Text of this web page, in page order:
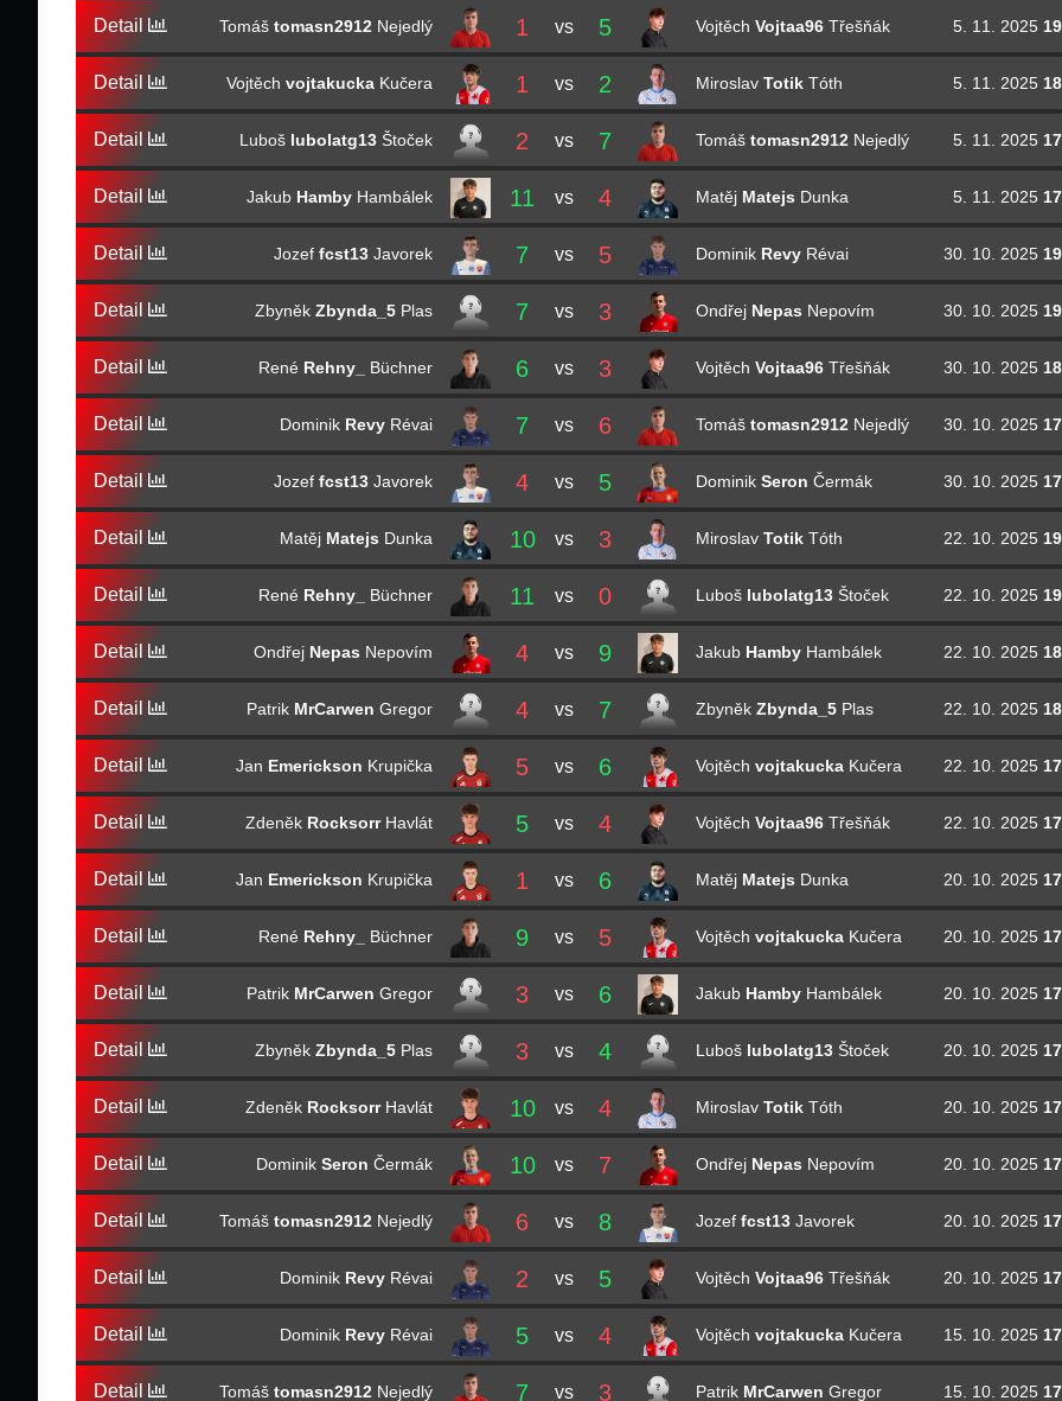
Detail Tomáš tomasn2912Nejedlý 1 vs 5 Vojtěch Vojtaa96Třešňák 5. 11. 2025
Detail Vojtěch vojtakuckaKučera 1 vs 2 Miroslav TotikTóth 5. 11. 2025
Detail Luboš lubolatg13Štoček 2 vs 7 Tomáš tomasn2912Nejedlý 5. 11. 2025
Detail Jakub HambyHambálek 11 vs 4 Matěj Matejs Dunka 5. 11. 2025
Detail Jozef fcst13Javorek 7 vs 5 Dominik RevyRévai 30. 10. 2025
Detail Zbyněk Zbynda_5Plas 7 vs 3 Ondřej Nepas Nepovím 30. 10. 2025
Detail René Rehny_ Büchner 6 vs 3 Vojtěch Vojtaa96Třešňák 30. 10. 2025
Detail Dominik RevyRévai 7 vs 6 Tomáš tomasn2912Nejedlý 30. 10. 2025
Detail Jozef fcst13Javorek 4 vs 5 Dominik Seron Čermák 30. 10. 2025
Detail Matěj Matejs Dunka 10 vs 3 Miroslav TotikTóth 22. 10. 2025
Detail René Rehny_ Büchner 11 vs 0 Luboš lubolatg13Štoček 22. 10. 2025
Detail Ondřej Nepas Nepovím 4 vs 9 Jakub HambyHambálek 22. 10. 2025
Detail Patrik MrCarwen Gregor 4 vs 7 Zbyněk Zbynda_5Plas 22. 10. 2025
Detail Jan Emerickson Krupička 5 vs 6 Vojtěch vojtakuckaKučera 22. 10. 2025
Detail Zdeněk RocksorrHavlát 5 vs 4 Vojtěch Vojtaa96Třešňák 22. 10. 2025
Detail Jan Emerickson Krupička 1 vs 6 Matěj Matejs Dunka 20. 10. 2025
Detail René Rehny_ Büchner 9 vs 5 Vojtěch vojtakuckaKučera 20. 10. 2025
Detail Patrik MrCarwen Gregor 3 vs 6 Jakub HambyHambálek 20. 10. 2025
Detail Zbyněk Zbynda_5Plas 3 vs 4 Luboš lubolatg13Štoček 20. 10. 2025
Detail Zdeněk RocksorrHavlát 10 vs 4 Miroslav TotikTóth 20. 10. 2025
Detail Dominik Seron Čermák 10 vs 7 Ondřej Nepas Nepovím 20. 10. 2025
Detail Tomáš tomasn2912Nejedlý 6 vs 8 Jozef fcst13Javorek 20. 10. 2025
Detail Dominik RevyRévai 2 vs 5 Vojtěch Vojtaa96Třešňák 20. 10. 2025
Detail Dominik RevyRévai 5 vs 4 Vojtěch vojtakuckaKučera 15. 10. 2025
Detail Tomáš tomasn2912Nejedlý 7 vs 3 Patrik MrCarwen Gregor 15. 10. 2025